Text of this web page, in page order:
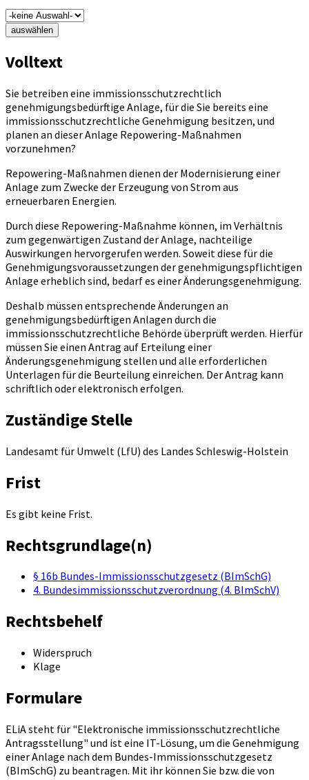
auswählen
Volltext
Sie betreiben eine immissionsschutzrechtlich
genehmigungsbedürftige Anlage, für die Sie bereits eine
immissionsschutzrechtliche Genehmigung besitzen, und
planen an dieser Anlage Repowering-Maßnahmen
vorzunehmen?
Repowering-Maßnahmen dienen der Modernisierung einer
Anlage zum Zwecke der Erzeugung von Strom aus
erneuerbaren Energien.
Durch diese Repowering-Maßnahme können, im Verhältnis
zum gegenwärtigen Zustand der Anlage, nachteilige
Auswirkungen hervorgerufen werden. Soweit diese für die
Genehmigungsvoraussetzungen der genehmigungspflichtigen
Anlage erheblich sind, bedarf es einer Änderungsgenehmigung.
Deshalb müssen entsprechende Änderungen an
genehmigungsbedürftigen Anlagen durch die
immissionsschutzrechtliche Behörde überprüft werden. Hierfür
müssen Sie einen Antrag auf Erteilung einer
Änderungsgenehmigung stellen und alle erforderlichen
Unterlagen für die Beurteilung einreichen. Der Antrag kann
schriftlich oder elektronisch erfolgen.
Zuständige Stelle
Landesamt für Umwelt (LfU) des Landes Schleswig-Holstein
Frist
Es gibt keine Frist.
Rechtsgrundlage(n)
§ 16b Bundes-Immissionsschutzgesetz (BImSchG)
4. Bundesimmissionsschutzverordnung (4. BImSchV)
Rechtsbehelf
Widerspruch
Klage
Formulare
ELiA steht für "Elektronische immissionsschutzrechtliche
Antragsstellung" und ist eine IT-Lösung, um die Genehmigung
einer Anlage nach dem Bundes-Immissionsschutzgesetz
(BImSchG) zu beantragen. Mit ihr können Sie bzw. die von